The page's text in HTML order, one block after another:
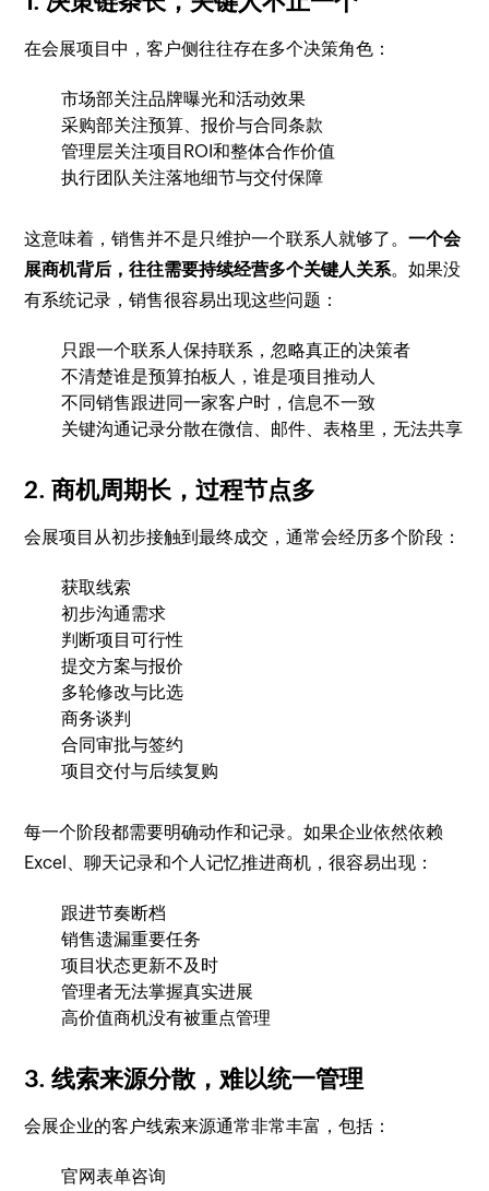
在会展项目中，客户侧往往存在多个决策角色：
市场部关注品牌曝光和活动效果
采购部关注预算、报价与合同条款
管理层关注项目ROI和整体合作价值
执行团队关注落地细节与交付保障
这意味着，销售并不是只维护一个联系人就够了。一个会
展商机背后，往往需要持续经营多个关键人关系。如果没
有系统记录，销售很容易出现这些问题：
只跟一个联系人保持联系，忽略真正的决策者
不清楚谁是预算拍板人，谁是项目推动人
不同销售跟进同一家客户时，信息不一致
关键沟通记录分散在微信、邮件、表格里，无法共享
2. 商机周期长，过程节点多
会展项目从初步接触到最终成交，通常会经历多个阶段：
获取线索
初步沟通需求
判断项目可行性
提交方案与报价
多轮修改与比选
商务谈判
合同审批与签约
项目交付与后续复购
每一个阶段都需要明确动作和记录。如果企业依然依赖
Excel、聊天记录和个人记忆推进商机，很容易出现：
跟进节奏断档
销售遗漏重要任务
项目状态更新不及时
管理者无法掌握真实进展
高价值商机没有被重点管理
3. 线索来源分散，难以统一管理
会展企业的客户线索来源通常非常丰富，包括：
官网表单咨询